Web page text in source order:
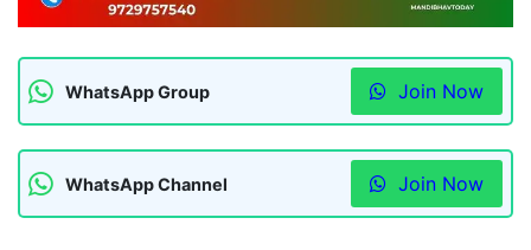
WhatsApp Group Join Now
WhatsApp Channel Join Now